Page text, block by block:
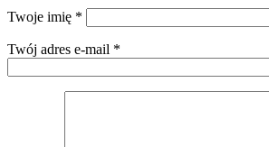
Twoje imię *
Twój adres e-mail *